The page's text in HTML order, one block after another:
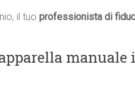
il tuo professionista di
manuale